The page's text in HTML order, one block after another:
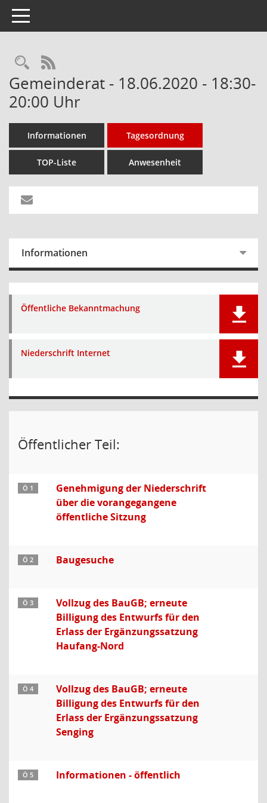
Toggle navigation
Rechercheauswahl
RSS-Feed
Gemeinderat - 18.06.2020 - 18:30-
20:00 Uhr
Informationen Tagesordnung
TOP-Liste Anwesenheit
Informationen
Öffentliche Bekanntmachung
Niederschrift Internet
Öffentlicher Teil:
Ö 1
Genehmigung der Niederschrift
über die vorangegangene
öffentliche Sitzung
Ö 2 Baugesuche
Ö 3
Vollzug des BauGB; erneute
Billigung des Entwurfs für den
Erlass der Ergänzungssatzung
Haufang-Nord
Ö 4
Vollzug des BauGB; erneute
Billigung des Entwurfs für den
Erlass der Ergänzungssatzung
Senging
Ö 5 Informationen - öffentlich